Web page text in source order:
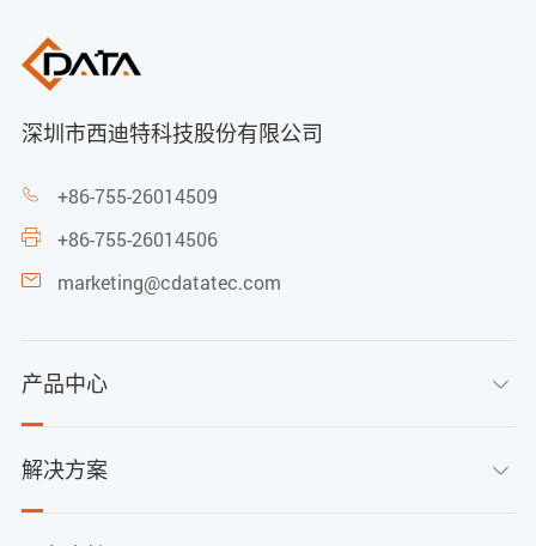
深圳市西迪特科技股份有限公司
 +86-755-26014509
 +86-755-26014506
 marketing@cdatatec.com
产品中心 
解决方案 